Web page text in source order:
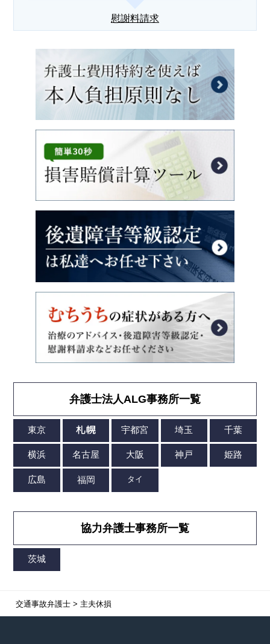
慰謝料請求
弁護士法人ALG事務所一覧
協力弁護士事務所一覧
交通事故弁護士> 主夫休損